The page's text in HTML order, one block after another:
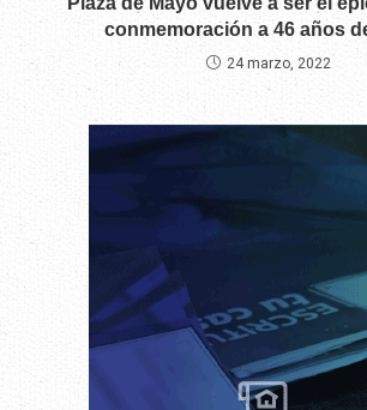
conmemoración a 46 años
24 marzo, 2022